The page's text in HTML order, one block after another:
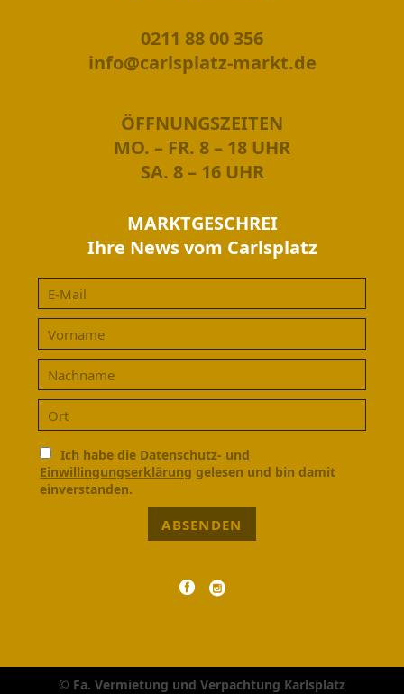
0211 88 00 356
info@carlsplatz-markt.de
ÖFFNUNGSZEITEN
MO. – FR. 8 – 18 UHR
SA. 8 – 16 UHR
MARKTGESCHREI
Ihre News vom Carlsplatz
Ich habe die Datenschutz- und
Einwillingungserklärung gelesen und bin damit
einverstanden.
ABSENDEN
© Fa. Vermietung und Verpachtung Karlsplatz